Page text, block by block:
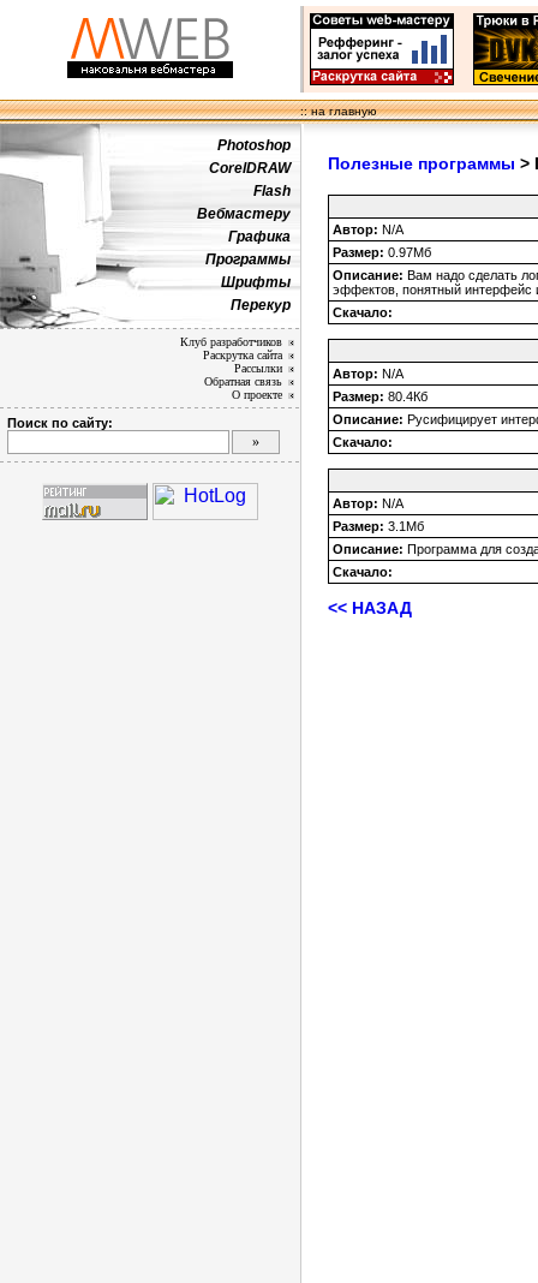
:: на главную
Photoshop
CorelDRAW
Flash
Вебмастеру
Графика
Программы
Шрифты
Перекур
Клуб разработчиков
Раскрутка сайта
Рассылки
Обратная связь
О проекте
Поиск по сайту:
Полезные программы >
Автор: N/A
Размер: 0.97Мб
Описание: Вам надо сделать
эффектов, понятный интерфейс
Скачало:
Автор: N/A
Размер: 80.4Кб
Описание: Русифицирует
Скачало:
Автор: N/A
Размер: 3.1Мб
Описание: Программа для
Скачало:
<< НАЗАД